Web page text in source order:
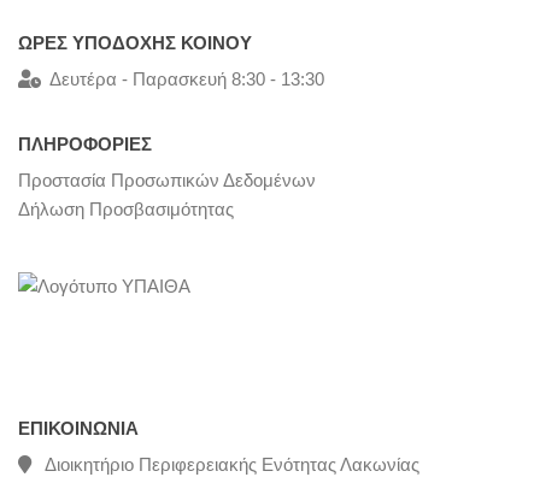
ΩΡΕΣ ΥΠΟΔΟΧΗΣ ΚΟΙΝΟΥ
Δευτέρα - Παρασκευή 8:30 - 13:30
ΠΛΗΡΟΦΟΡΙΕΣ
Προστασία Προσωπικών Δεδομένων
Δήλωση Προσβασιμότητας
ΕΠΙΚΟΙΝΩΝΊΑ
Διοικητήριο Περιφερειακής Ενότητας Λακωνίας